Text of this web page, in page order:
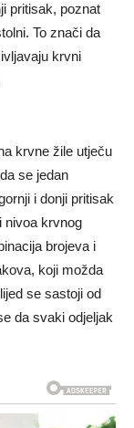
pritisak, poznat
To znači da
krvni
krvne žile utječu
se jedan
i donji pritisak
nivoa krvnog
brojeva i
koji možda
se sastoji od
da svaki odjeljak